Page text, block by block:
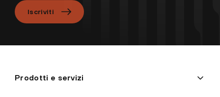
Iscriviti
Prodotti e servizi